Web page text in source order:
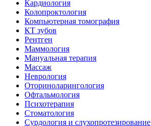
Кардиология
Колопроктология
Компьютерная томография
КТ зубов
Рентген
Маммология
Мануальная терапия
Массаж
Неврология
Оториноларингология
Офтальмология
Психотерапия
Стоматология
Сурдология и слухопротезирование